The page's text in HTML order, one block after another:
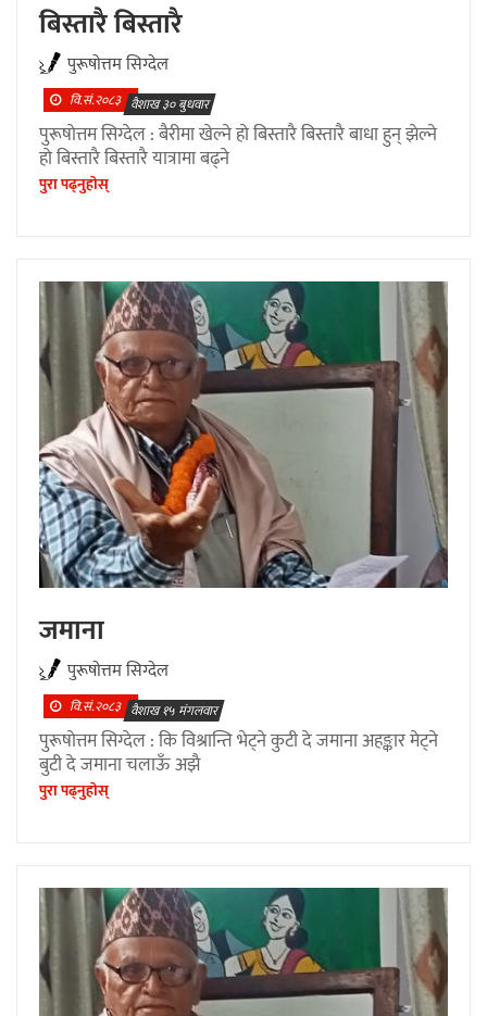
बिस्तारै बिस्तारै
पुरूषाेत्तम सिग्देल
वि.सं.२०८३ वैशाख ३० बुधवार
पुरूषाेत्तम सिग्देल : बैरीमा खेल्ने हाे बिस्तारै बिस्तारै बाधा हुन् झेल्ने
हाे बिस्तारै बिस्तारै यात्रामा बढ्ने
पुरा पढ्नुहाेस्
जमाना
पुरूषाेत्तम सिग्देल
वि.सं.२०८३ वैशाख १५ मंगलवार
पुरूषाेत्तम सिग्देल : कि विश्रान्ति भेट्ने कुटी दे जमाना अहङ्कार मेट्ने
बुटी दे जमाना चलाऊँ अझै
पुरा पढ्नुहाेस्